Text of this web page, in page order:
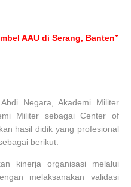
AAU di Serang, Banten”
Negara, Akademi Militer
Militer sebagai Center of
hasil didik yang profesional
berikut:
kinerja organisasi melalui
melaksanakan validasi